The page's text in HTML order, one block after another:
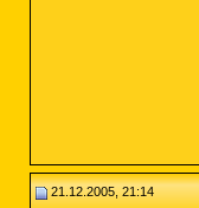
21.12.2005, 21:14